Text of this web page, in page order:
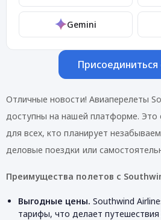
Gemini
Присоединиться
Отличные новости! Авиаперелеты
доступны на нашей платформе. Это
для всех, кто планирует
деловые поездки или
Преимущества полетов с
Выгодные цены. Southwind
тарифы, что делает